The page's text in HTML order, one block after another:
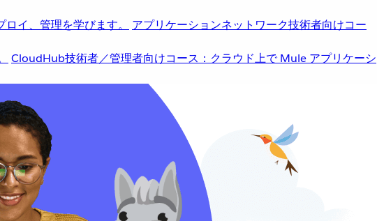
イ、管理を学びます。 アプリケーションネットワーク技術者向けコー
CloudHub技術者／管理者向けコース：クラウド上で Mule アプリケーシ